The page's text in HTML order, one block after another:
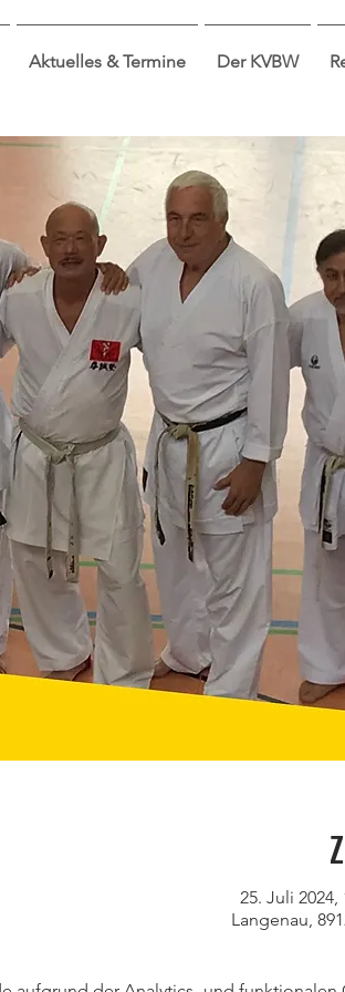
Aktuelles & Termine Der KVBW
25. Juli 2024,
Langenau,